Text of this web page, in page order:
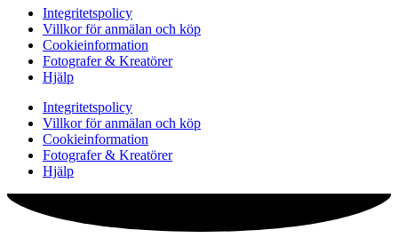
Integritetspolicy
Villkor för anmälan och köp
Cookieinformation
Fotografer & Kreatörer
Hjälp
Integritetspolicy
Villkor för anmälan och köp
Cookieinformation
Fotografer & Kreatörer
Hjälp